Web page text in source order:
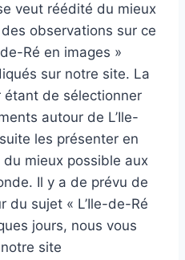
veut réédité du mieux
observations sur ce
Ré en images »
sur notre site. La
de sélectionner
autour de L’Ile-
les présenter en
du mieux possible aux
Il y a de prévu de
du sujet « L’Ile-de-Ré
jours, nous vous
site